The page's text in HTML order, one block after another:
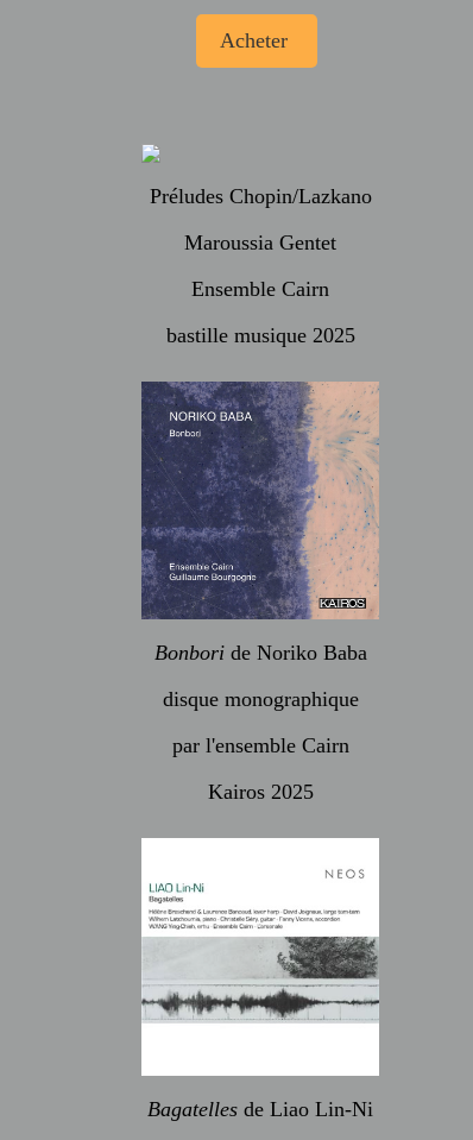
Préludes Chopin/Lazkano
Maroussia Gentet
Ensemble Cairn
bastille musique 2025
Bonboride Noriko Baba
disque monographique
par l'ensemble Cairn
Kairos 2025
Bagatelles de Liao Lin-Ni